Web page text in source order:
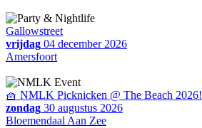
Gallowstreet
vrijdag 04 december 2026
Amersfoort
🧺 NMLK Picknicken @ The Beach 2026!
zondag 30 augustus 2026
Bloemendaal Aan Zee